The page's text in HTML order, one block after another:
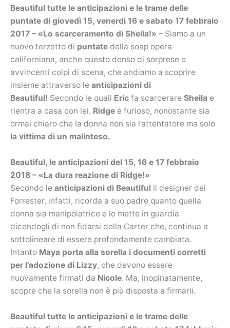
Beautiful tutte le anticipazioni e le trame delle
puntate di giovedì 15, venerdì 16 e sabato 17 febbraio
2017 – «Lo scarceramento di Sheila!» – Siamo a un
nuovo terzetto di puntate della soap opera
californiana, anche questo denso di sorprese e
avvincenti colpi di scena, che andiamo a scoprire
insieme attraverso le anticipazioni di
Beautiful! Secondo le quali Eric fa scarcerare Sheila e
rientra a casa con lei. Ridge è furioso, nonostante sia
ormai chiaro che la donna non sia l’attentatore ma solo
la vittima di un malinteso.
Beautiful, le anticipazioni del 15, 16 e 17 febbraio
2018 – «La dura reazione di Ridge!»
Secondo le anticipazioni di Beautiful il designer dei
Forrester, infatti, ricorda a suo padre quanto quella
donna sia manipolatrice e lo mette in guardia
dicendogli di non fidarsi della Carter che, continua a
sottolineare di essere profondamente cambiata.
Intanto Maya porta alla sorella i documenti corretti
per l’adozione di Lizzy, che devono essere
nuovamente firmati da Nicole. Ma, inopinatamente,
scopre che la sorella non è più disposta a firmarli.
Beautiful tutte le anticipazioni e le trame delle